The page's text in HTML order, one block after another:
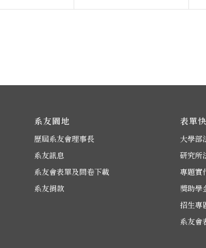
系友園地
歷屆系友會理事長
系友訊息
系友會表單及問卷下載
系友捐款
表單
大學部
研究所
專題實
獎助學
招生專
系友會